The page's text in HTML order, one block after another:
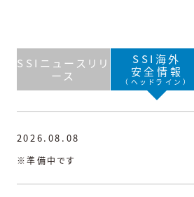
SSIニュースリリ
ース
SSI海外
安全情報
（ヘッドライン）
2026.08.08
※準備中です